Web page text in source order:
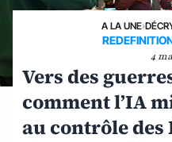
A LA UNE›
4
Vers des
comment l’IA
au contrôle des